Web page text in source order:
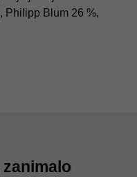
Philipp Blum 26 %,